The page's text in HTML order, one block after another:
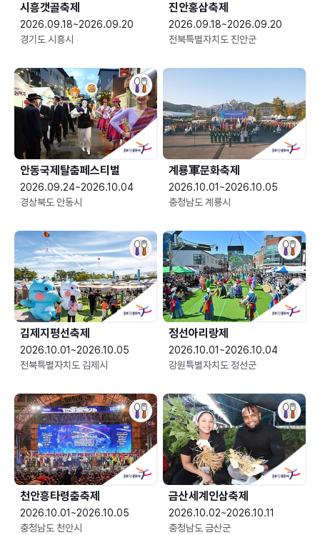
시흥갯골축제
2026.09.18~2026.09.20
경기도 시흥시
진안홍삼축제
2026.09.18~2026.09.20
전북특별자치도 진안군
안동국제탈춤페스티벌
2026.09.24~2026.10.04
경상북도 안동시
2026.10.01~2026.10.05
충청남도 계룡시
김제지평선축제
2026.10.01~2026.10.05
전북특별자치도 김제시
정선아리랑제
2026.10.01~2026.10.04
강원특별자치도 정선군
천안흥타령춤축제
2026.10.01~2026.10.05
충청남도 천안시
금산세계인삼축제
2026.10.02~2026.10.11
충청남도 금산군